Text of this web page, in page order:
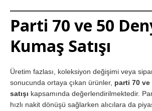
Parti 70 ve 50
Kumaş Satışı
Üretim fazlası, koleksiyon değişimi veya
sonucunda ortaya çıkan ürünler, parti 70 ve
satışı kapsamında değerlendirilmektedir.
hızlı nakit dönüşü sağlarken alıcılara da